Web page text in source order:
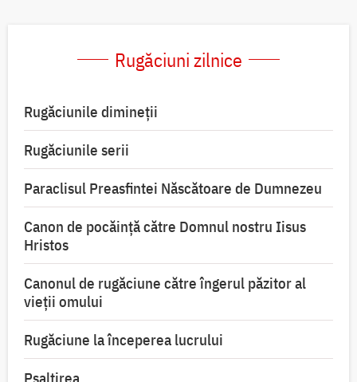
Rugăciuni zilnice
Rugăciunile dimineții
Rugăciunile serii
Paraclisul Preasfintei Născătoare de Dumnezeu
Canon de pocăință către Domnul nostru Iisus
Hristos
Canonul de rugăciune către îngerul păzitor al
vieții omului
Rugăciune la începerea lucrului
Psaltirea